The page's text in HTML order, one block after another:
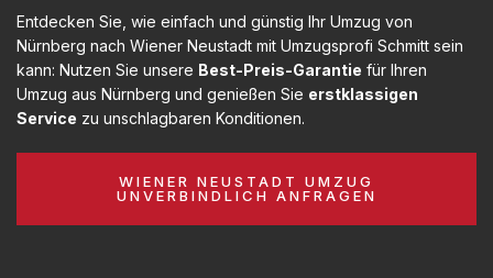
Entdecken Sie, wie einfach und günstig Ihr Umzug von
Nürnberg nach Wiener Neustadt mit Umzugsprofi Schmitt sein
kann: Nutzen Sie unsere Best-Preis-Garantie für Ihren
Umzug aus Nürnberg und genießen Sie erstklassigen
Service zu unschlagbaren Konditionen.
WIENER NEUSTADT UMZUG
UNVERBINDLICH ANFRAGEN